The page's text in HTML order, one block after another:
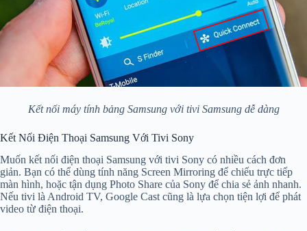
Kết nối máy tính bảng Samsung với tivi Samsung dễ dàng
Kết Nối Điện Thoại Samsung Với Tivi Sony
Muốn kết nối điện thoại Samsung với tivi Sony có nhiều cách đơn
giản. Bạn có thể dùng tính năng Screen Mirroring để chiếu trực tiếp
màn hình, hoặc tận dụng Photo Share của Sony để chia sẻ ảnh nhanh.
Nếu tivi là Android TV, Google Cast cũng là lựa chọn tiện lợi để phát
video từ điện thoại.